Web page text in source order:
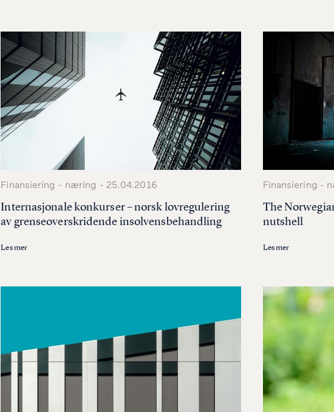
Weekly 48/2023 - 03.12.2023
EU-tidende: Green Bonds og endring i fjernsalgsreglene
Finansiering - næring - 25.04.2016
Internasjonale konkurser – norsk lovregulering
av grenseoverskridende insolvensbehandling
Les mer
Finansiering -
The
nutshell
Les mer